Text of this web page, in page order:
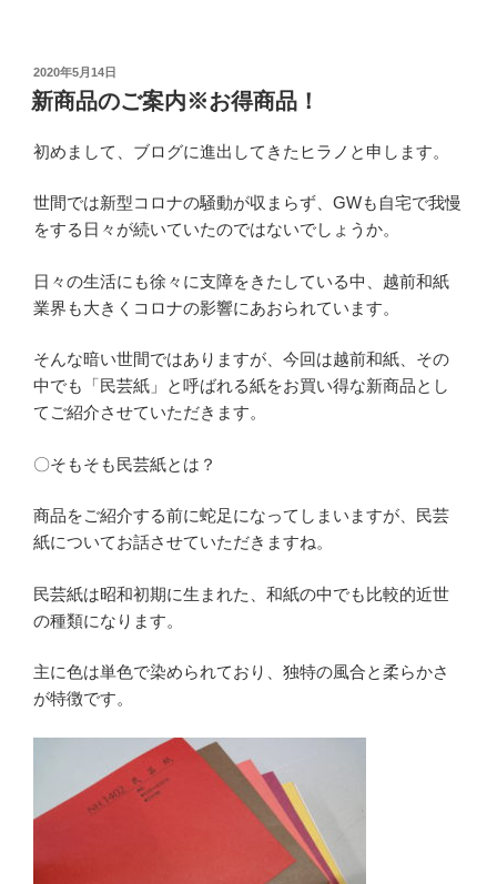
投
稿
日:
2020年5月14日
新商品のご案内※お得商品！
初めまして、ブログに進出してきたヒラノと申します。
世間では新型コロナの騒動が収まらず、GWも自宅で我慢
をする日々が続いていたのではないでしょうか。
日々の生活にも徐々に支障をきたしている中、越前和紙
業界も大きくコロナの影響にあおられています。
そんな暗い世間ではありますが、今回は越前和紙、その
中でも「民芸紙」と呼ばれる紙をお買い得な新商品とし
てご紹介させていただきます。
〇そもそも民芸紙とは？
商品をご紹介する前に蛇足になってしまいますが、民芸
紙についてお話させていただきますね。
民芸紙は昭和初期に生まれた、和紙の中でも比較的近世
の種類になります。
主に色は単色で染められており、独特の風合と柔らかさ
が特徴です。